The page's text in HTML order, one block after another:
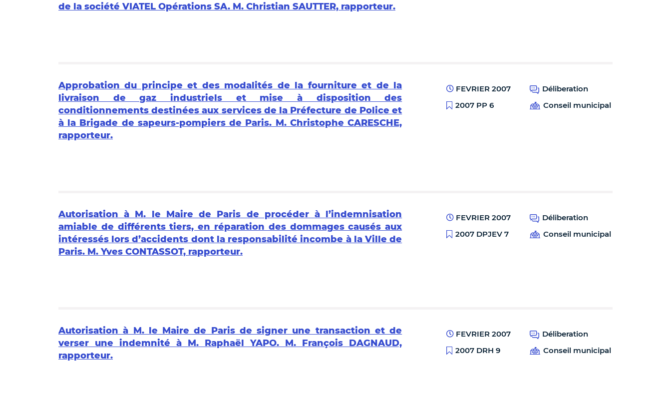
de la société VIATEL Opérations SA. M. Christian SAUTTER, rapporteur.
Approbation du principe et des modalités de la fourniture et de la
livraison de gaz industriels et mise à disposition des
conditionnements destinées aux services de la Préfecture de Police et
à la Brigade de sapeurs-pompiers de Paris. M. Christophe CARESCHE,
rapporteur.
FEVRIER 2007
Déliberation
2007 PP 6
Conseil municipal
Autorisation à M. le Maire de Paris de procéder à l’indemnisation
amiable de différents tiers, en réparation des dommages causés aux
intéressés lors d’accidents dont la responsabilité incombe à la Ville de
Paris. M. Yves CONTASSOT, rapporteur.
FEVRIER 2007
Déliberation
2007 DPJEV 7
Conseil municipal
Autorisation à M. le Maire de Paris de signer une transaction et de
verser une indemnité à M. Raphaël YAPO. M. François DAGNAUD,
rapporteur.
FEVRIER 2007
Déliberation
2007 DRH 9
Conseil municipal